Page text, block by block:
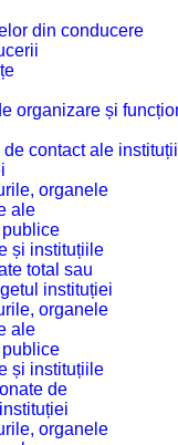
din conducere
organizare și
contact ale
organele
ale
și instituțiile
total sau
instituției
organele
ale
și instituțiile
de
organele